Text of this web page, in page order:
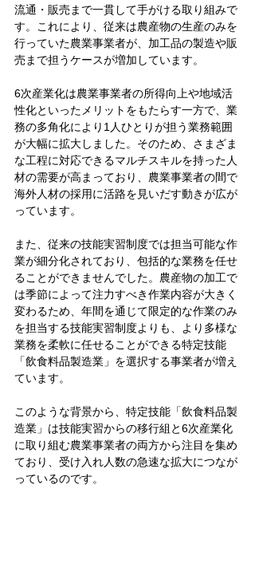
流通・販売まで一貫して手がける取り組みで
す。これにより、従来は農産物の生産のみを
行っていた農業事業者が、加工品の製造や販
売まで担うケースが増加しています。
6次産業化は農業事業者の所得向上や地域活
性化といったメリットをもたらす一方で、業
務の多角化により1人ひとりが担う業務範囲
が大幅に拡大しました。そのため、さまざま
な工程に対応できるマルチスキルを持った人
材の需要が高まっており、農業事業者の間で
海外人材の採用に活路を見いだす動きが広が
っています。
また、従来の技能実習制度では担当可能な作
業が細分化されており、包括的な業務を任せ
ることができませんでした。農産物の加工で
は季節によって注力すべき作業内容が大きく
変わるため、年間を通じて限定的な作業のみ
を担当する技能実習制度よりも、より多様な
業務を柔軟に任せることができる特定技能
「飲食料品製造業」を選択する事業者が増え
ています。
このような背景から、特定技能「飲食料品製
造業」は技能実習からの移行組と6次産業化
に取り組む農業事業者の両方から注目を集め
ており、受け入れ人数の急速な拡大につなが
っているのです。